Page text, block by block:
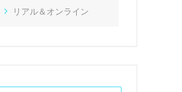
リアル＆オンライン